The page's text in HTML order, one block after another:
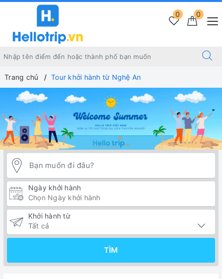
0
0
Trang chủ Tour khởi hành từ Nghệ An
Ngày khởi hành
Khởi hành từ
TÌM